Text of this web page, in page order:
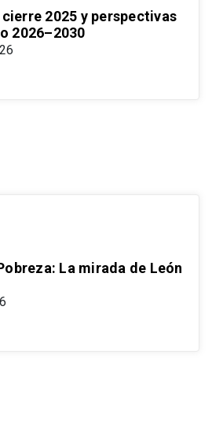
2025 y perspectivas
2026–2030
La mirada de León